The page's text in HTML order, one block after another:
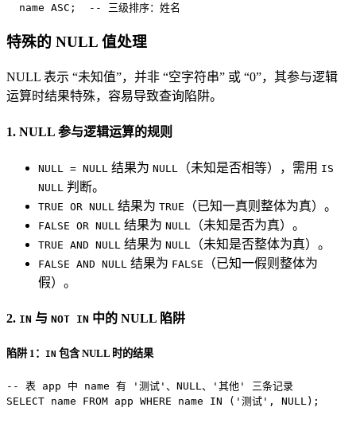
  name
ASC ; -- 三级排序：姓名
特殊的 NULL 值处理
NULL 表示 “未知值”，并非 “空字符串” 或 “0”，其参与逻辑
运算时结果特殊，容易导致查询陷阱。
1. NULL 参与逻辑运算的规则
NULL = NULL 结果为 NULL （未知是否相等），需用 IS
NULL 判断。
TRUE OR NULL 结果为 TRUE （已知一真则整体为真）。
FALSE OR NULL 结果为 NULL （未知是否为真）。
TRUE AND NULL 结果为 NULL （未知是否整体为真）。
FALSE AND NULL 结果为 FALSE
（已知一假则整体为
假）。
2. IN 与 NOT IN 中的 NULL 陷阱
陷阱 1： IN 包含 NULL 时的结果
-- 表 app 中 name 有 '测试'、NULL、'其他' 三条记录
SELECT name FROM app WHERE name IN ( '测试' , NULL );